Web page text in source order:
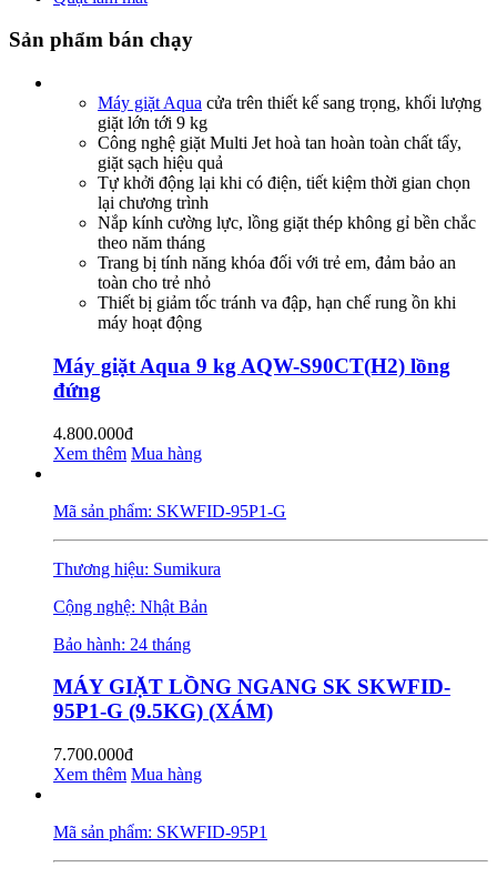
Sản phẩm bán chạy
Máy giặt Aqua cửa trên thiết kế sang trọng, khối lượng
giặt lớn tới 9 kg
Công nghệ giặt Multi Jet hoà tan hoàn toàn chất tẩy,
giặt sạch hiệu quả
Tự khởi động lại khi có điện, tiết kiệm thời gian chọn
lại chương trình
Nắp kính cường lực, lồng giặt thép không gỉ bền chắc
theo năm tháng
Trang bị tính năng khóa đối với trẻ em, đảm bảo an
toàn cho trẻ nhỏ
Thiết bị giảm tốc tránh va đập, hạn chế rung ồn khi
máy hoạt động
Máy giặt Aqua 9 kg AQW-S90CT(H2) lồng
đứng
4.800.000đ
Xem thêm Mua hàng
Mã sản phẩm: SKWFID-95P1-G
Thương hiệu: Sumikura
Cộng nghệ: Nhật Bản
Bảo hành: 24 tháng
MÁY GIẶT LỒNG NGANG SK SKWFID-
95P1-G (9.5KG) (XÁM)
7.700.000đ
Xem thêm Mua hàng
Mã sản phẩm: SKWFID-95P1